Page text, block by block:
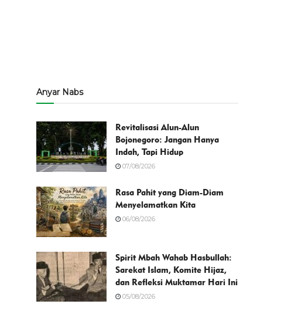
Anyar Nabs
Revitalisasi Alun-Alun
Bojonegoro: Jangan Hanya
Indah, Tapi Hidup
07/08/2026
Rasa Pahit yang Diam-Diam
Menyelamatkan Kita
06/08/2026
Spirit Mbah Wahab Hasbullah:
Sarekat Islam, Komite Hijaz,
dan Refleksi Muktamar Hari Ini
05/08/2026